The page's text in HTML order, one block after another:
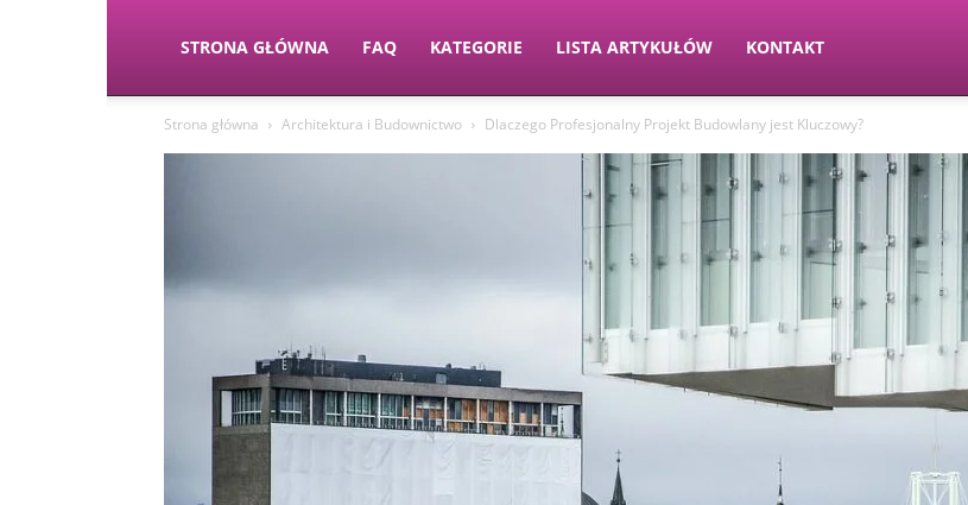
STRONA GŁÓWNA FAQ KATEGORIE LISTA ARTYKUŁÓW KONTAKT
Strona główna Architektura i Budownictwo Dlaczego Profesjonalny Projekt Budowlany jest Kluczowy?